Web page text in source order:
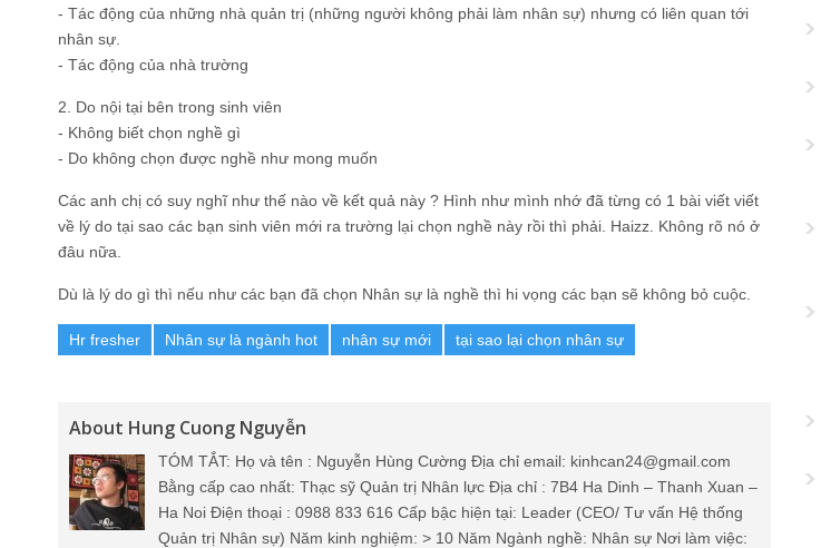
- Tác động của những nhà quản trị (những người không phải làm nhân sự) nhưng có liên quan tới
nhân sự.
- Tác động của nhà trường
2. Do nội tại bên trong sinh viên
- Không biết chọn nghề gì
- Do không chọn được nghề như mong muốn
Các anh chị có suy nghĩ như thế nào về kết quả này ? Hình như mình nhớ đã từng có 1 bài viết viết
về lý do tại sao các bạn sinh viên mới ra trường lại chọn nghề này rồi thì phải. Haizz. Không rõ nó ở
đâu nữa.
Dù là lý do gì thì nếu như các bạn đã chọn Nhân sự là nghề thì hi vọng các bạn sẽ không bỏ cuộc.
Hr fresher Nhân sự là ngành hot nhân sự mới tại sao lại chọn nhân sự
About Hung Cuong Nguyễn
TÓM TẮT: Họ và tên : Nguyễn Hùng Cường Địa chỉ email: kinhcan24@gmail.com
Bằng cấp cao nhất: Thạc sỹ Quản trị Nhân lực Địa chỉ : 7B4 Ha Dinh – Thanh Xuan –
Ha Noi Điện thoại : 0988 833 616 Cấp bậc hiện tại: Leader (CEO/ Tư vấn Hệ thống
Quản trị Nhân sự) Năm kinh nghiệm: > 10 Năm Ngành nghề: Nhân sự Nơi làm việc: